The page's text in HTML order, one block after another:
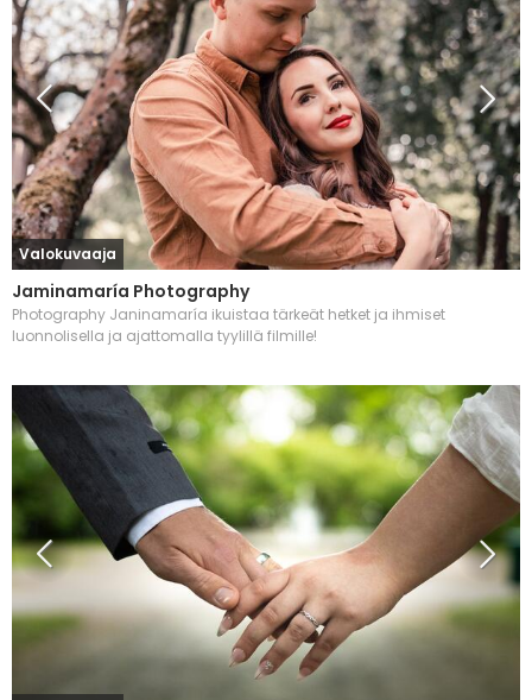
Valokuvaaja
Jaminamaría Photography
Photography Janinamaría ikuistaa tärkeät hetket ja ihmiset
luonnolisella ja ajattomalla tyylillä filmille!